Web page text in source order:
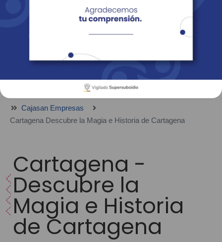
Revista Fácil Vivir
Sedes Directorio Servicios En Línea
Cajasan Empresas
Cartagena Descubre la Magia e Historia de Cartagena
Cartagena -
Descubre la
Magia e Historia
de Cartagena